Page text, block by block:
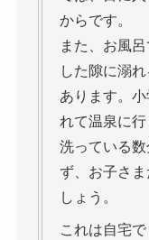
からです。
また、お風
した隙に溺
あります。
れて温泉に
洗っている
ず、お子さ
しょう。
これは自宅